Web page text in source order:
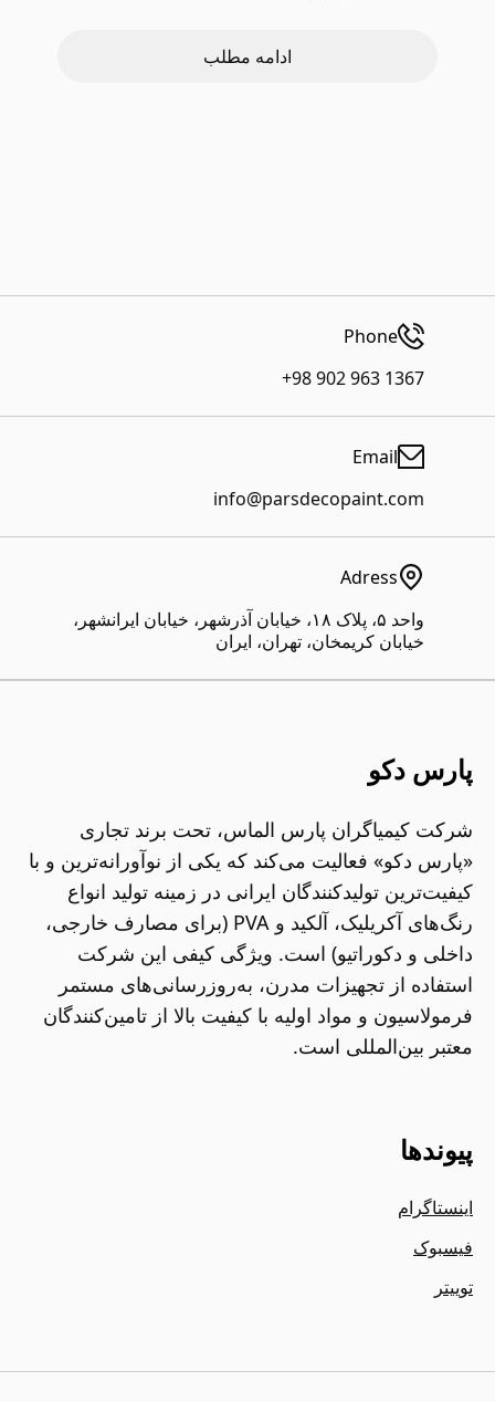
ادامه مطلب
Phone
+98 902 963 1367
Email
info@parsdecopaint.com
Adress
واحد ۵، پلاک ۱۸، خیابان آذرشهر، خیابان ایرانشهر،
خیابان کریمخان، تهران، ایران
پارس دکو
شرکت کیمیاگران پارس الماس، تحت برند تجاری
«پارس دکو» فعالیت می‌کند که یکی از نوآورانه‌ترین و با
کیفیت‌ترین تولیدکنندگان ایرانی در زمینه تولید انواع
رنگ‌های آکریلیک، آلکید و PVA (برای مصارف خارجی،
داخلی و دکوراتیو) است. ویژگی کیفی این شرکت
استفاده از تجهیزات مدرن، به‌روزرسانی‌های مستمر
فرمولاسیون و مواد اولیه با کیفیت بالا از تامین‌کنندگان
معتبر بین‌المللی است.
پیوندها
اینستاگرام
فیسبوک
توییتر